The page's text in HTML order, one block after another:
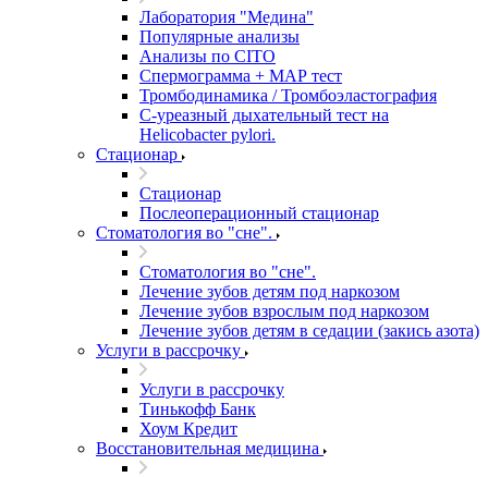
Лаборатория "Медина"
Популярные анализы
Анализы по CITO
Спермограмма + МАР тест
Тромбодинамика / Тромбоэластография
С-уреазный дыхательный тест на
Helicobacter pylori.
Стационар
Стационар
Послеоперационный стационар
Стоматология во "сне".
Стоматология во "сне".
Лечение зубов детям под наркозом
Лечение зубов взрослым под наркозом
Лечение зубов детям в седации (закись азота)
Услуги в рассрочку
Услуги в рассрочку
Тинькофф Банк
Хоум Кредит
Восстановительная медицина